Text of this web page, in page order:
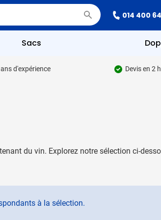
014 400
Sacs
d'expérience Devis en 2
du vin. Explorez notre sélection ci-
à la sélection.